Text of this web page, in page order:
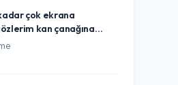
olabilir mi?
çok ekrana
kan çanağına
cabası. Ne